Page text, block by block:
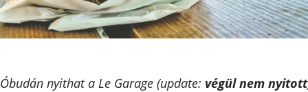
Óbudán nyithat a Le Garage (update: végül nem nyitott